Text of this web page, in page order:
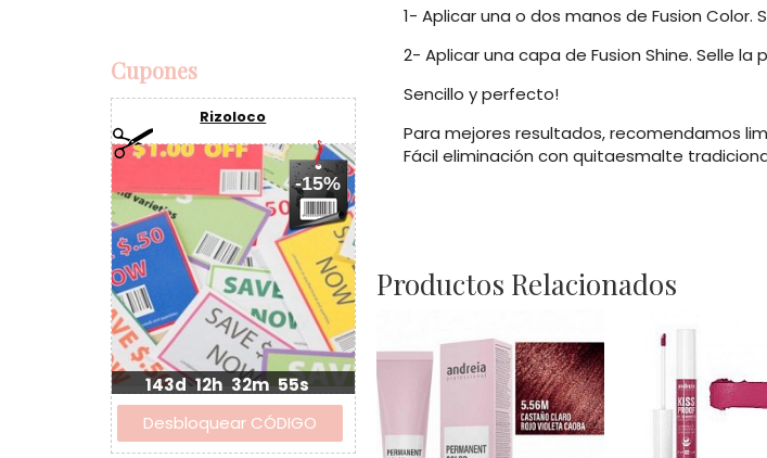
Cupones
Rizoloco
-15%
143d 12h 32m 54s
1- Aplicar una o dos manos de Fusion Color.
2- Aplicar una capa de Fusion Shine. Selle la
Sencillo y perfecto!
Para mejores resultados, recomendamos
Fácil eliminación con quitaesmalte
Productos Relacionados